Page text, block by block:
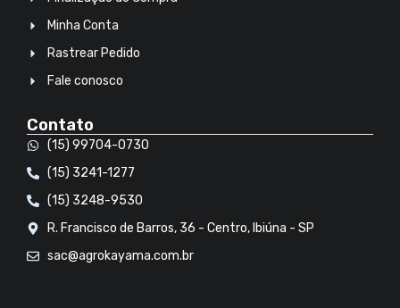
Minha Conta
Rastrear Pedido
Fale conosco
Contato
(15) 99704-0730
(15) 3241-1277
(15) 3248-9530
R. Francisco de Barros, 36 - Centro, Ibiúna - SP
sac@agrokayama.com.br